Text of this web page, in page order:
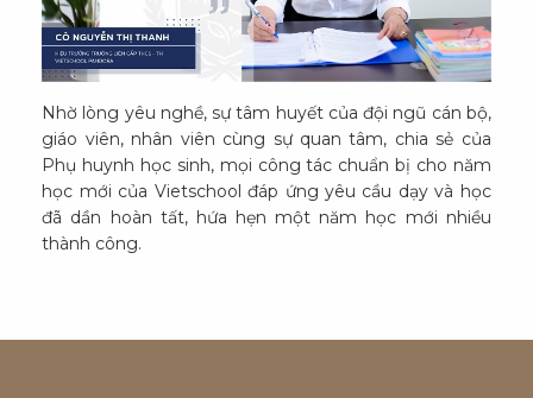
Nhờ lòng yêu nghề, sự tâm huyết của đội ngũ cán bộ,
giáo viên, nhân viên cùng sự quan tâm, chia sẻ của
Phụ huynh học sinh, mọi công tác chuẩn bị cho năm
học mới của Vietschool đáp ứng yêu cầu dạy và học
đã dần hoàn tất, hứa hẹn một năm học mới nhiều
thành công.